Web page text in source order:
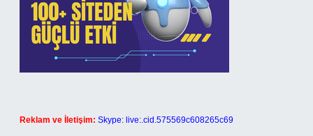
Reklam ve İletişim: Skype: live:.cid.575569c608265c69